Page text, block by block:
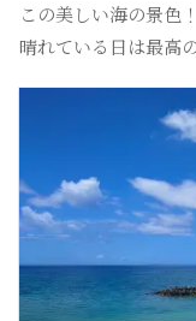
この美しい海の景色
晴れている日は最高